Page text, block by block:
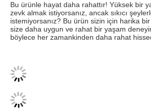
Bu ürünle hayat daha rahattır! Yüksek bir
zevk almak istiyorsanız, ancak sıkıcı
istemiyorsanız? Bu ürün sizin için harika
size daha uygun ve rahat bir yaşam
böylece her zamankinden daha rahat